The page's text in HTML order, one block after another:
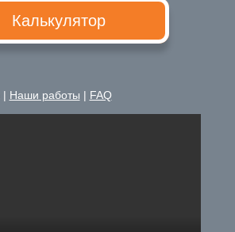
| Наши работы | FAQ
Калькулятор